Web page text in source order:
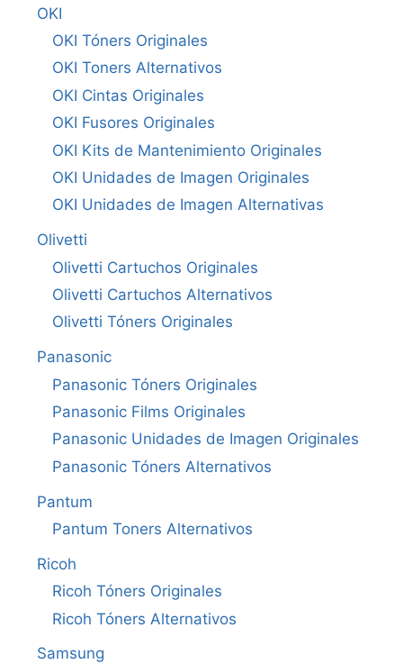
OKI
OKI Tóners Originales
OKI Toners Alternativos
OKI Cintas Originales
OKI Fusores Originales
OKI Kits de Mantenimiento Originales
OKI Unidades de Imagen Originales
OKI Unidades de Imagen Alternativas
Olivetti
Olivetti Cartuchos Originales
Olivetti Cartuchos Alternativos
Olivetti Tóners Originales
Panasonic
Panasonic Tóners Originales
Panasonic Films Originales
Panasonic Unidades de Imagen Originales
Panasonic Tóners Alternativos
Pantum
Pantum Toners Alternativos
Ricoh
Ricoh Tóners Originales
Ricoh Tóners Alternativos
Samsung